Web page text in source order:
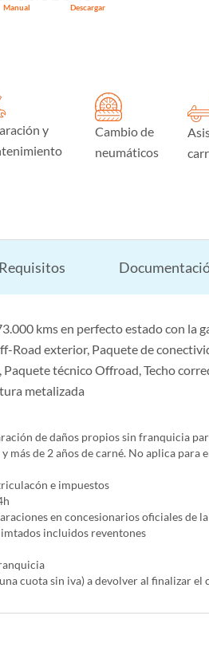
Manual Descargar
y
Cambio de
neumáticos
Requisitos
kms en perfecto estado con la
Road exterior, Paquete de
técnico Offroad, Techo
metalizada
de daños propios sin franquicia
más de 2 años de carné. No aplica para
e impuestos
en concesionarios oficiales de
incluidos reventones
cuota sin iva) a devolver al finalizar el